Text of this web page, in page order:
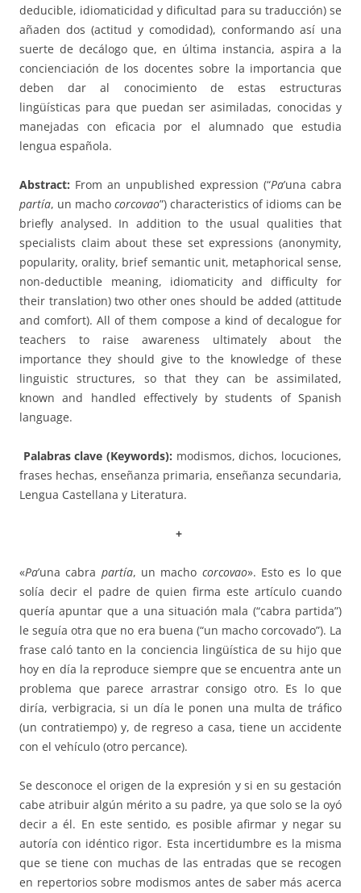
deducible, idiomaticidad y dificultad para su traducción) se
añaden dos (actitud y comodidad), conformando así una
suerte de decálogo que, en última instancia, aspira a la
concienciación de los docentes sobre la importancia que
deben dar al conocimiento de estas estructuras
lingüísticas para que puedan ser asimiladas, conocidas y
manejadas con eficacia por el alumnado que estudia
lengua española.
Abstract: From an unpublished expression (“Pa’una cabra
partía, un macho corcovao”) characteristics of idioms can be
briefly analysed. In addition to the usual qualities that
specialists claim about these set expressions (anonymity,
popularity, orality, brief semantic unit, metaphorical sense,
non-deductible meaning, idiomaticity and difficulty for
their translation) two other ones should be added (attitude
and comfort). All of them compose a kind of decalogue for
teachers to raise awareness ultimately about the
importance they should give to the knowledge of these
linguistic structures, so that they can be assimilated,
known and handled effectively by students of Spanish
language.
Palabras clave (Keywords): modismos, dichos, locuciones,
frases hechas, enseñanza primaria, enseñanza secundaria,
Lengua Castellana y Literatura.
+
«Pa’una cabra partía, un macho corcovao». Esto es lo que
solía decir el padre de quien firma este artículo cuando
quería apuntar que a una situación mala (“cabra partida”)
le seguía otra que no era buena (“un macho corcovado”). La
frase caló tanto en la conciencia lingüística de su hijo que
hoy en día la reproduce siempre que se encuentra ante un
problema que parece arrastrar consigo otro. Es lo que
diría, verbigracia, si un día le ponen una multa de tráfico
(un contratiempo) y, de regreso a casa, tiene un accidente
con el vehículo (otro percance).
Se desconoce el origen de la expresión y si en su gestación
cabe atribuir algún mérito a su padre, ya que solo se la oyó
decir a él. En este sentido, es posible afirmar y negar su
autoría con idéntico rigor. Esta incertidumbre es la misma
que se tiene con muchas de las entradas que se recogen
en repertorios sobre modismos antes de saber más acerca